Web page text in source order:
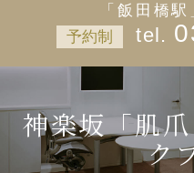
「飯田橋
予約制
神楽坂「肌
ク